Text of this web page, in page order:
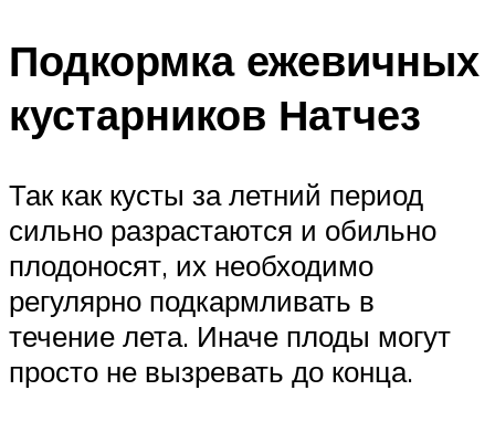
Подкормка ежевичных
кустарников Натчез
Так как кусты за летний период
сильно разрастаются и обильно
плодоносят, их необходимо
регулярно подкармливать в
течение лета. Иначе плоды могут
просто не вызревать до конца.